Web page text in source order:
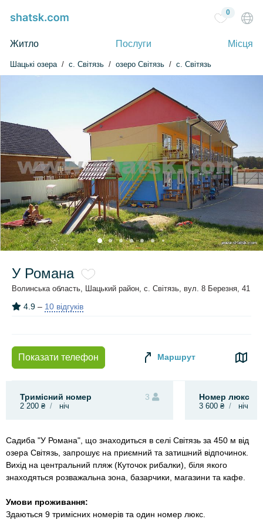
Житло Послуги Місця
0
Шацькі озера c. Світязь озеро Світязь с. Світязь
У Романа
Волинська область, Шацький район, с. Світязь, вул. 8 Березня, 41
4.9 – 10 відгуків
Показати телефон Маршрут
Тримісний номер 3
2 200 ₴ ніч
Номер люкс
3 600 ₴ ніч
Садиба "У Романа", що знаходиться в селі Світязь за 450 м від
озера Світязь, запрошує на приємний та затишний відпочинок.
Вихід на центральний пляж (Куточок рибалки), біля якого
знаходяться розважальна зона, базарчики, магазини та кафе.
Умови проживання:
Здаються 9 тримісних номерів та один номер люкс.